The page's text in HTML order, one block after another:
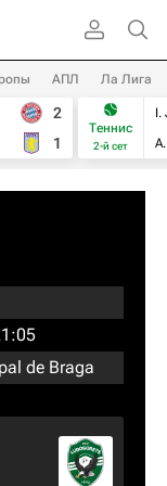
АПЛ Ла Лига
2
1
Теннис
2-й сет
I.
de Braga